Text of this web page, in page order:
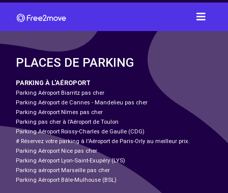
PLACES DE PARKING
PARKING À L'AÉROPORT
Parking Aéroport Biarritz pas cher
Parking Aéroport de Cannes - Mandelieu pas cher
Parking Aéroport Nîmes pas cher
Parking pas cher à l’Aéroport de Toulon
Parking Aéroport Roissy-Charles de Gaulle (CDG)
# Réservez votre parking à l'Aéroport de Paris-Orly au meilleur prix.
Parking Aéroport Nice pas cher
Parking Aéroport Lyon-Saint-Exupéry (LYS)
Parking aéroport Marseille pas cher
Parking Aéroport Bâle-Mulhouse (BSL)